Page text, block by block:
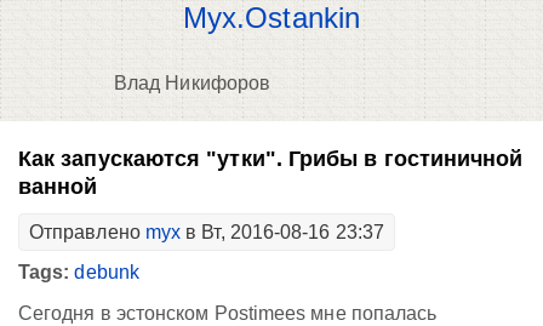
Myx.Ostankin
Влад Никифоров
Как запускаются "утки". Грибы в гостиничной
ванной
Отправлено myx в Вт, 2016-08-16 23:37
Tags:debunk
Сегодня в эстонском Postimees мне попалась